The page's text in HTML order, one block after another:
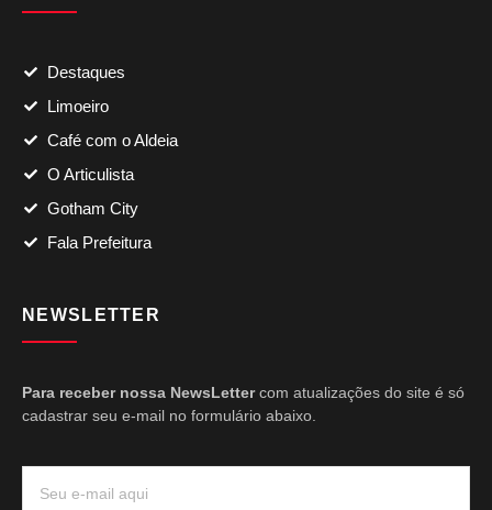
Destaques
Limoeiro
Café com o Aldeia
O Articulista
Gotham City
Fala Prefeitura
NEWSLETTER
Para receber nossa NewsLettercom atualizações do site é só
cadastrar seu e-mail no formulário abaixo.